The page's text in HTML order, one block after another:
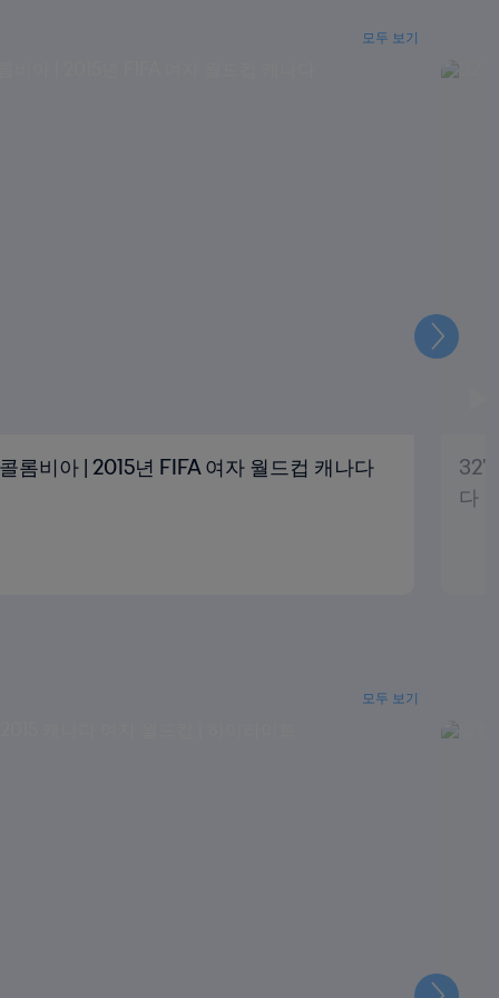
모두 보기
롬비아 | 2015년 FIFA 여자 월드컵 캐나다
32'
다
다
음
모두 보기